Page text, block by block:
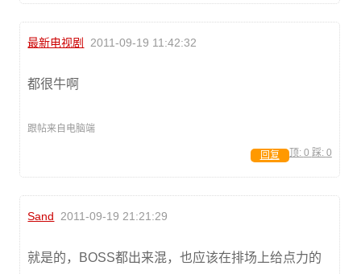
最新电视剧 2011-09-19 11:42:32
都很牛啊
跟帖来自电脑端
顶: 0 踩: 0
回复
Sand 2011-09-19 21:21:29
就是的，BOSS都出来混，也应该在排场上给点力的